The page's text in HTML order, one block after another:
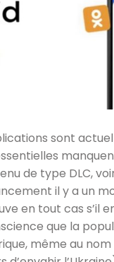
sont
de type DLC,
il y a un
en tout cas s’il
que la
même au nom